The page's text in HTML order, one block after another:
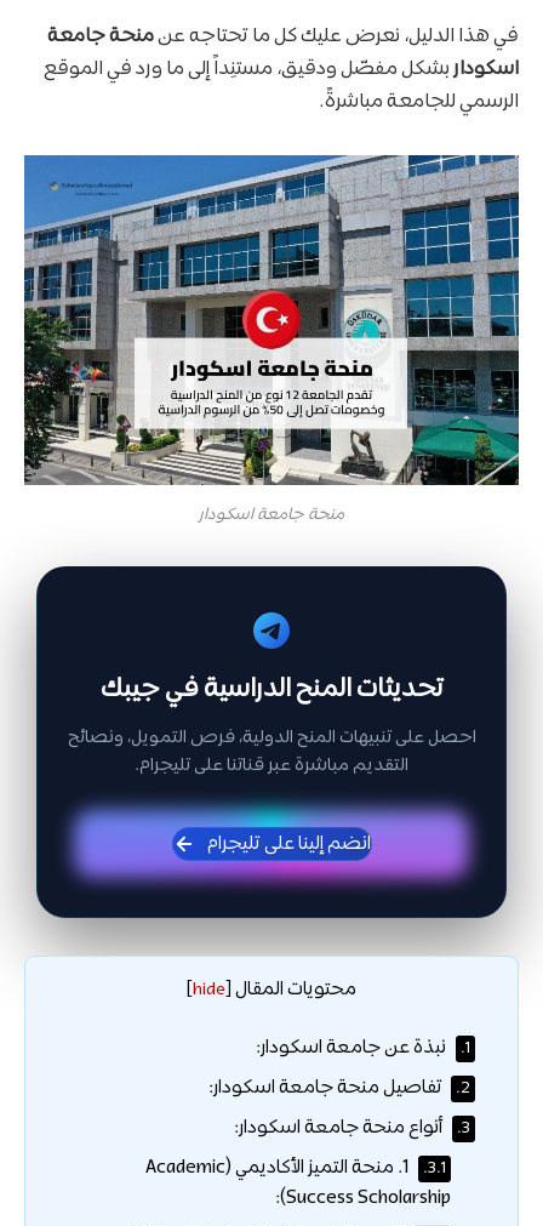
في هذا الدليل، نعرض عليك كل ما تحتاجه عنمنحة جامعة
اسكوداربشكل مفصّل ودقيق، مستنِداً إلى ما ورد في الموقع
الرسمي للجامعة مباشرةً.
منحة جامعة اسكودار
تحديثات المنح الدراسية في جيبك
احصل على تنبيهات المنح الدولية، فرص التمويل، ونصائح
التقديم مباشرة عبر قناتنا على تليجرام.
انضم إلينا على تليجرام
محتويات المقال [
hide
]
1. نبذة عن جامعة اسكودار:
2. تفاصيل منحة جامعة اسكودار:
3. أنواع منحة جامعة اسكودار:
3.1.
1. منحة التميز الأكاديمي (Academic
Success Scholarship):